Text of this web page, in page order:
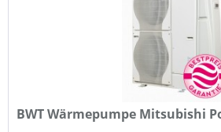
BWT Wärmepumpe Mitsubishi